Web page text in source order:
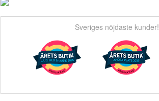
Sveriges nöjdaste kunder!